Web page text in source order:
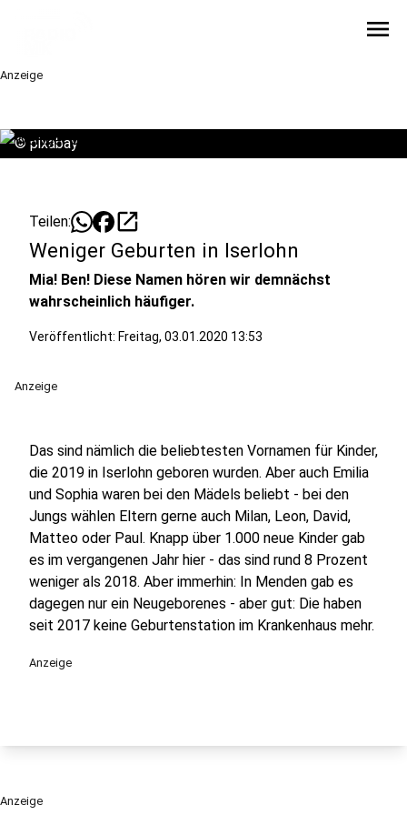
menu
Anzeige
© pixabay
Teilen: open_in_new
Weniger Geburten in Iserlohn
Mia! Ben! Diese Namen hören wir demnächst
wahrscheinlich häufiger.
Veröffentlicht: Freitag, 03.01.2020 13:53
Anzeige
Das sind nämlich die beliebtesten Vornamen für Kinder,
die 2019 in Iserlohn geboren wurden. Aber auch Emilia
und Sophia waren bei den Mädels beliebt - bei den
Jungs wählen Eltern gerne auch Milan, Leon, David,
Matteo oder Paul. Knapp über 1.000 neue Kinder gab
es im vergangenen Jahr hier - das sind rund 8 Prozent
weniger als 2018. Aber immerhin: In Menden gab es
dagegen nur ein Neugeborenes - aber gut: Die haben
seit 2017 keine Geburtenstation im Krankenhaus mehr.
Anzeige
Anzeige